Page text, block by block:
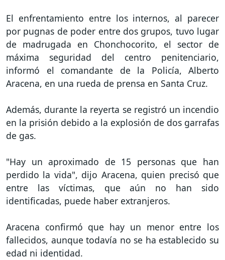
El enfrentamiento entre los internos, al parecer
por pugnas de poder entre dos grupos, tuvo lugar
de madrugada en Chonchocorito, el sector de
máxima seguridad del centro penitenciario,
informó el comandante de la Policía, Alberto
Aracena, en una rueda de prensa en Santa Cruz.
Además, durante la reyerta se registró un incendio
en la prisión debido a la explosión de dos garrafas
de gas.
"Hay un aproximado de 15 personas que han
perdido la vida", dijo Aracena, quien precisó que
entre las víctimas, que aún no han sido
identificadas, puede haber extranjeros.
Aracena confirmó que hay un menor entre los
fallecidos, aunque todavía no se ha establecido su
edad ni identidad.